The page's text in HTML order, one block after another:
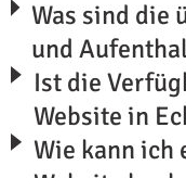
Was sind die
und
Ist die
Website in
Wie kann ich